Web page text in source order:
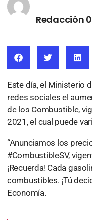
Redacción
Este día, el Ministerio
redes sociales el
de los Combustible,
2021, el cual puede
“Anunciamos los
#CombustibleSV,
¡Recuerda! Cada
combustibles. ¡Tú
Economía.